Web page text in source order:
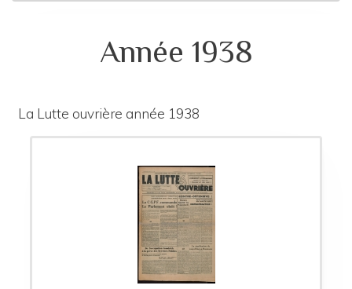
Année 1938
La Lutte ouvrière année 1938